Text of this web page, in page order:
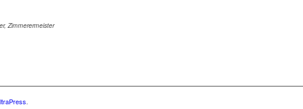
Zimmerermeister
.